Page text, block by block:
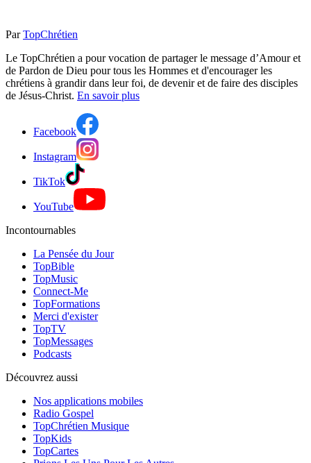
Par TopChrétien
Le TopChrétien a pour vocation de partager le message d’Amour et
de Pardon de Dieu pour tous les Hommes et d'encourager les
chrétiens à grandir dans leur foi, de devenir et de faire des disciples
de Jésus-Christ. En savoir plus
Facebook
Instagram
TikTok
YouTube
Incontournables
La Pensée du Jour
TopBible
TopMusic
Connect-Me
TopFormations
Merci d'exister
TopTV
TopMessages
Podcasts
Découvrez aussi
Nos applications mobiles
Radio Gospel
TopChrétien Musique
TopKids
TopCartes